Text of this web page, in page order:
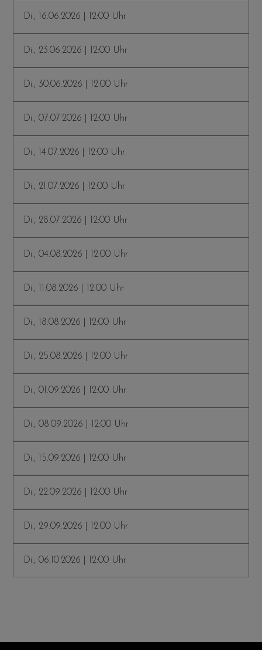
Di., 16.06.2026 | 12:00 Uhr
Di., 23.06.2026 | 12:00 Uhr
Di., 30.06.2026 | 12:00 Uhr
Di., 07.07.2026 | 12:00 Uhr
Di., 14.07.2026 | 12:00 Uhr
Di., 21.07.2026 | 12:00 Uhr
Di., 28.07.2026 | 12:00 Uhr
Di., 04.08.2026 | 12:00 Uhr
Di., 11.08.2026 | 12:00 Uhr
Di., 18.08.2026 | 12:00 Uhr
Di., 25.08.2026 | 12:00 Uhr
Di., 01.09.2026 | 12:00 Uhr
Di., 08.09.2026 | 12:00 Uhr
Di., 15.09.2026 | 12:00 Uhr
Di., 22.09.2026 | 12:00 Uhr
Di., 29.09.2026 | 12:00 Uhr
Di., 06.10.2026 | 12:00 Uhr